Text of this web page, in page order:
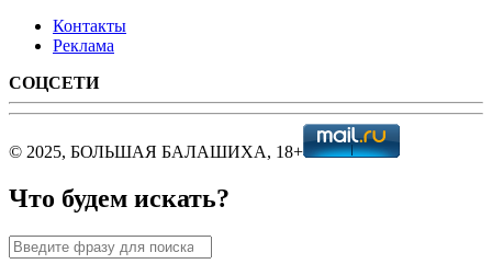
Контакты
Реклама
СОЦСЕТИ
© 2025, БОЛЬШАЯ БАЛАШИХА, 18+
Что будем искать?